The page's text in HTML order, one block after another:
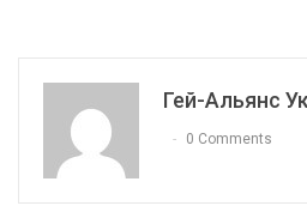
Гей-Альянс
0 Comments